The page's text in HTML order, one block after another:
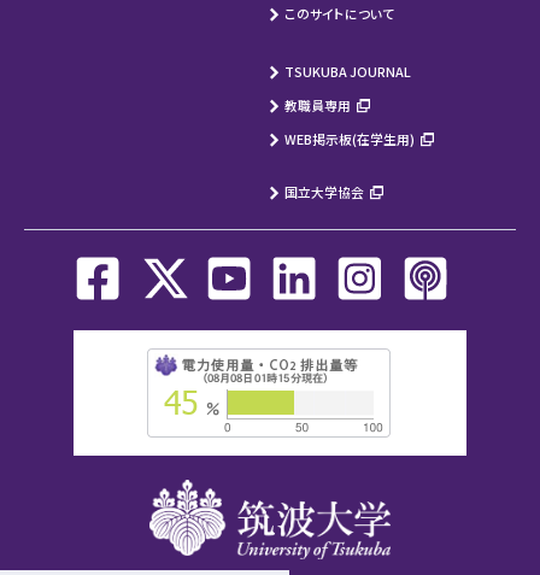
このサイトについて
TSUKUBA JOURNAL
教職員専用
WEB掲示板(在学生用)
国立大学協会